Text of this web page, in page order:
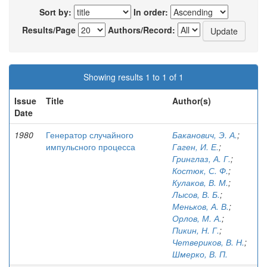
Sort by:
In order:
Results/Page
Authors/Record:
Showing results 1 to 1 of 1
Issue
Date
Title Author(s)
1980
Генератор случайного
импульсного процесса
Баканович, Э. А.;
Гаген, И. Е.;
Гринглаз, А. Г.;
Костюк, С. Ф.;
Кулаков, В. М.;
Лысов, В. Б.;
Меньков, А. В.;
Орлов, М. А.;
Пикин, Н. Г.;
Четвериков, В. Н.;
Шмерко, В. П.